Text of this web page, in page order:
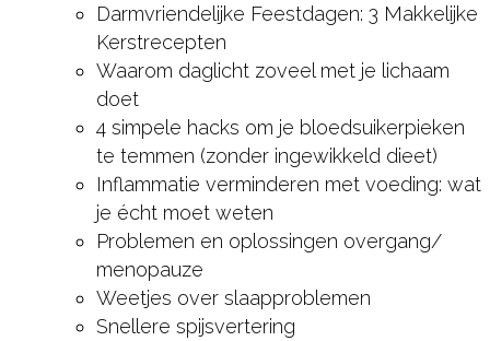
Darmvriendelijke Feestdagen: 3 Makkelijke
Kerstrecepten
Waarom daglicht zoveel met je lichaam
doet
4 simpele hacks om je bloedsuikerpieken
te temmen (zonder ingewikkeld dieet)
Inflammatie verminderen met voeding: wat
je écht moet weten
Problemen en oplossingen overgang/
menopauze
Weetjes over slaapproblemen
Snellere spijsvertering